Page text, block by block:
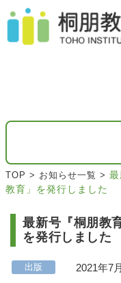
TOP > お知らせ一覧 >
教育」を発行しました
最新号『桐朋教
を発行しました
出版 2021年7